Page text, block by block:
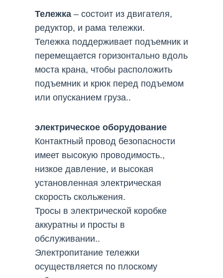
Тележка – состоит из двигателя,
редуктор, и рама тележки.
Тележка поддерживает подъемник и
перемещается горизонтально вдоль
моста крана, чтобы расположить
подъемник и крюк перед подъемом
или опусканием груза..
электрическое оборудование
Контактный провод безопасности
имеет высокую проводимость.,
низкое давление, и высокая
установленная электрическая
скорость скольжения.
Тросы в электрической коробке
аккуратны и просты в
обслуживании..
Электропитание тележки
осуществляется по плоскому